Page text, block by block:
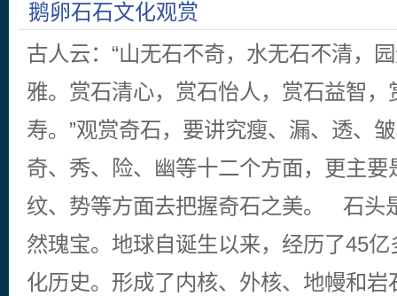
鹅卵石石文化观赏
古人云：“山无石不奇，水无石不清，
雅。赏石清心，赏石怡人，赏石益智，
寿。”观赏奇石，要讲究瘦、漏、透、
奇、秀、险、幽等十二个方面，更主
纹、势等方面去把握奇石之美。 石头
然瑰宝。地球自诞生以来，经历了45
化历史。形成了内核、外核、地幔和